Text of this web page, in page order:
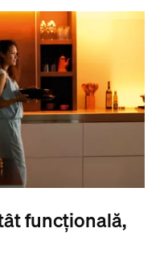
funcțională,